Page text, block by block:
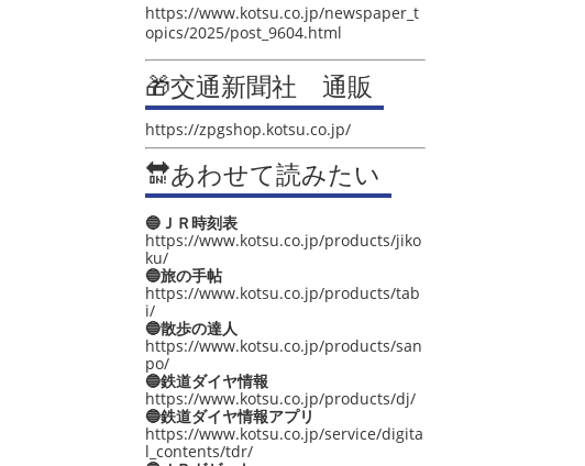
https://www.kotsu.co.jp/newspaper_t
opics/2025/post_9604.html
🎁交通新聞社 通販
https://zpgshop.kotsu.co.jp/
🔛あわせて読みたい
🔵ＪＲ時刻表
https://www.kotsu.co.jp/products/jiko
ku/
🔵旅の手帖
https://www.kotsu.co.jp/products/tab
i/
🔵散歩の達人
https://www.kotsu.co.jp/products/san
po/
🔵鉄道ダイヤ情報
https://www.kotsu.co.jp/products/dj/
🔵鉄道ダイヤ情報アプリ
https://www.kotsu.co.jp/service/digita
l_contents/tdr/